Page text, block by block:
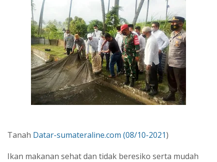
Tanah Datar-sumateraline.com (08/10-2021)
Ikan makanan sehat dan tidak beresiko serta mudah